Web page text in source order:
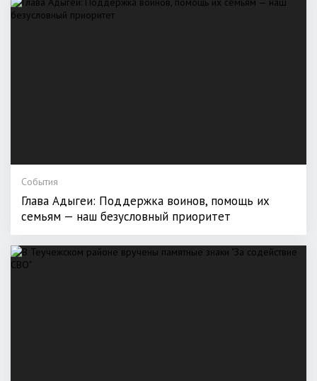
События
Глава Адыгеи: Поддержка воинов, помощь их
семьям — наш безусловный приоритет